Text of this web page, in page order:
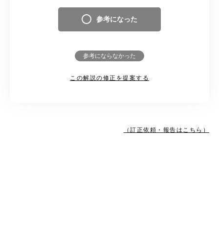
参考になった
参考にならなかった
この解説の修正を提案する
（訂正依頼・報告はこちら）